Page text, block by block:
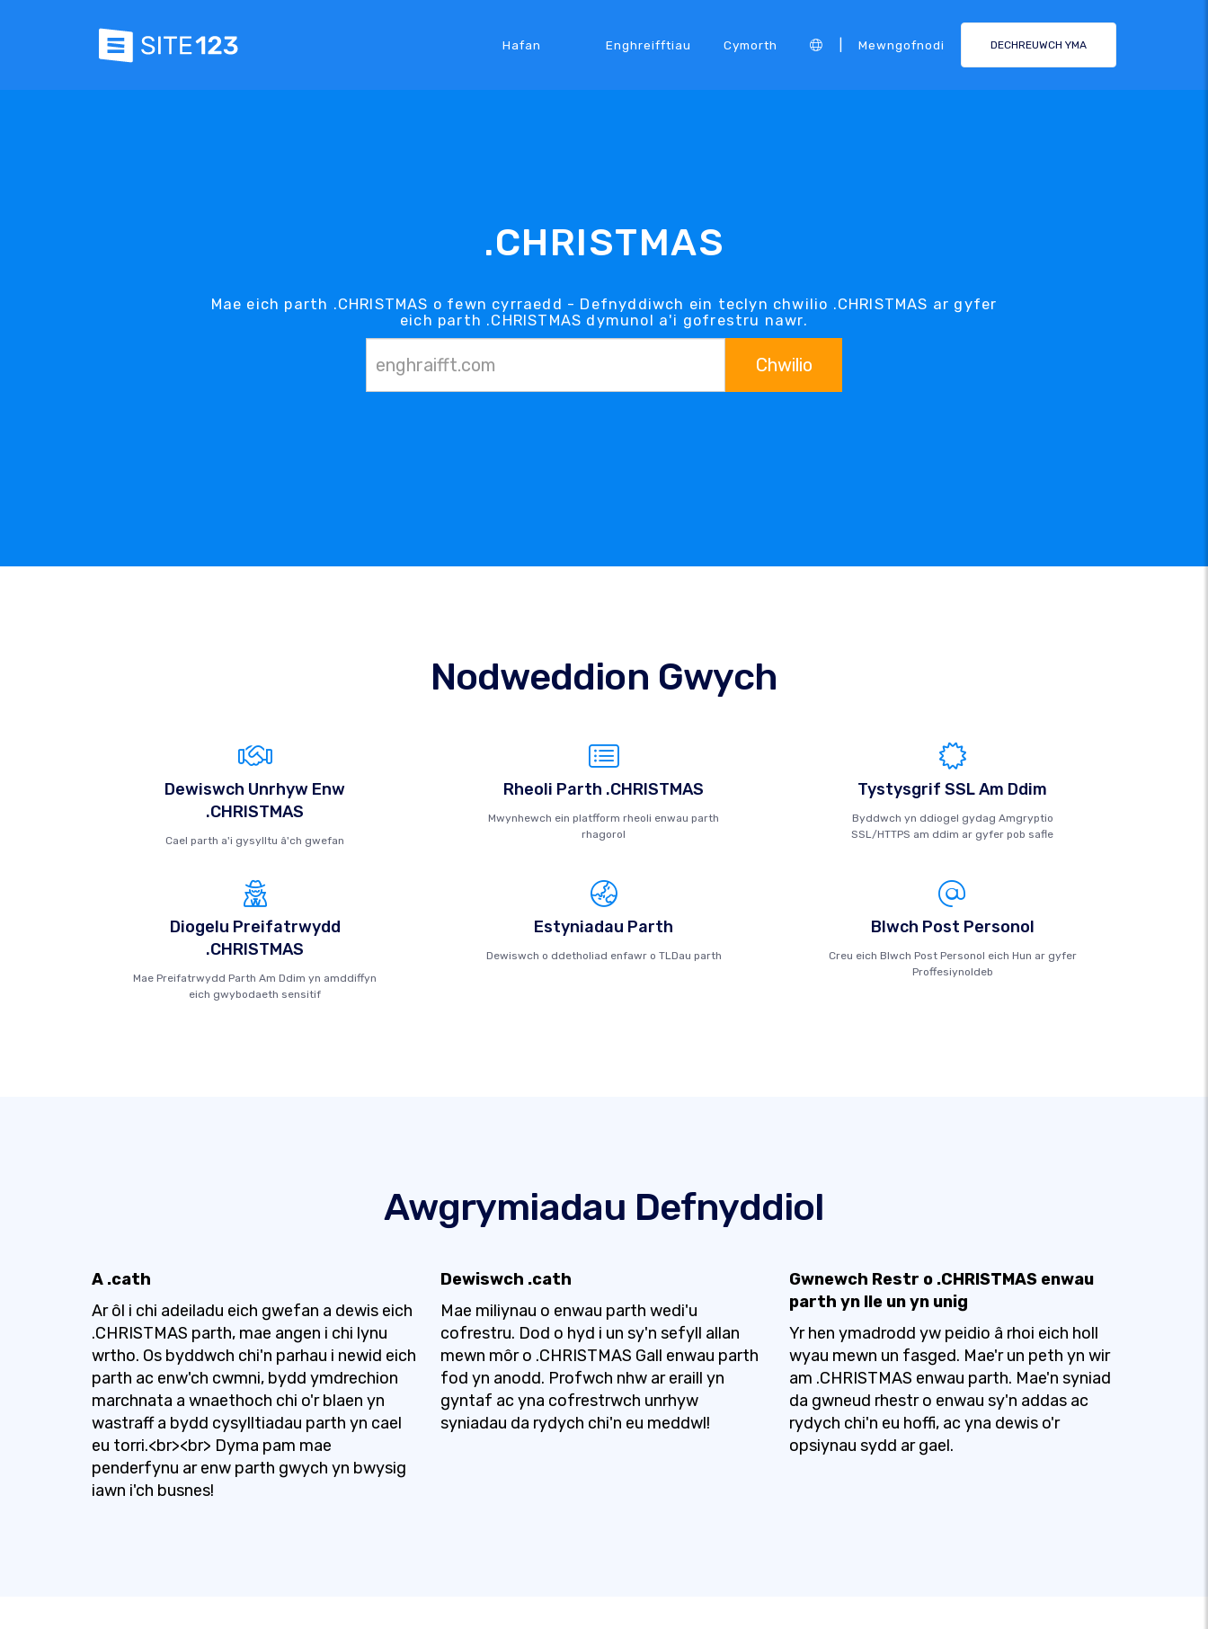
Hafan Enghreifftiau Cymorth Mewngofnodi DECHREUWCH YMA
.CHRISTMAS
Mae eich parth .CHRISTMAS o fewn cyrraedd - Defnyddiwch ein teclyn chwilio .CHRISTMAS ar gyfer
eich parth .CHRISTMAS dymunol a'i gofrestru nawr.
Chwilio
Nodweddion Gwych
Dewiswch Unrhyw Enw
.CHRISTMAS
Cael parth a'i gysylltu â'ch gwefan
Rheoli Parth .CHRISTMAS
Mwynhewch ein platfform rheoli enwau parth
rhagorol
Tystysgrif SSL Am Ddim
Byddwch yn ddiogel gydag Amgryptio
SSL/HTTPS am ddim ar gyfer pob safle
Diogelu Preifatrwydd
.CHRISTMAS
Mae Preifatrwydd Parth Am Ddim yn amddiffyn
eich gwybodaeth sensitif
Estyniadau Parth
Dewiswch o ddetholiad enfawr o TLDau parth
Blwch Post Personol
Creu eich Blwch Post Personol eich Hun ar gyfer
Proffesiynoldeb
Awgrymiadau Defnyddiol
A .cath
Ar ôl i chi adeiladu eich gwefan a dewis eich
.CHRISTMAS parth, mae angen i chi lynu
wrtho. Os byddwch chi'n parhau i newid eich
parth ac enw'ch cwmni, bydd ymdrechion
marchnata a wnaethoch chi o'r blaen yn
wastraff a bydd cysylltiadau parth yn cael
eu torri.<br><br> Dyma pam mae
penderfynu ar enw parth gwych yn bwysig
iawn i'ch busnes!
Dewiswch .cath
Mae miliynau o enwau parth wedi'u
cofrestru. Dod o hyd i un sy'n sefyll allan
mewn môr o .CHRISTMAS Gall enwau parth
fod yn anodd. Profwch nhw ar eraill yn
gyntaf ac yna cofrestrwch unrhyw
syniadau da rydych chi'n eu meddwl!
Gwnewch Restr o .CHRISTMAS enwau
parth yn lle un yn unig
Yr hen ymadrodd yw peidio â rhoi eich holl
wyau mewn un fasged. Mae'r un peth yn wir
am .CHRISTMAS enwau parth. Mae'n syniad
da gwneud rhestr o enwau sy'n addas ac
rydych chi'n eu hoffi, ac yna dewis o'r
opsiynau sydd ar gael.